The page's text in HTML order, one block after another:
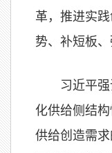
革，推进实
势、补短板、
习近平
化供给侧结
供给创造需